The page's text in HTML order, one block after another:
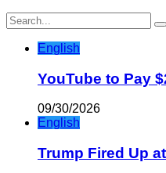
English
YouTube to Pay
09/30/2026
English
Trump Fired Up